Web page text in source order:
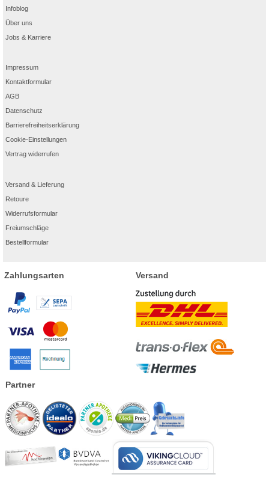
Infoblog
Über uns
Jobs & Karriere
Impressum
Kontaktformular
AGB
Datenschutz
Barrierefreiheitserklärung
Cookie-Einstellungen
Vertrag widerrufen
Versand & Lieferung
Retoure
Widerrufsformular
Freiumschläge
Bestellformular
Zahlungsarten Versand
Partner